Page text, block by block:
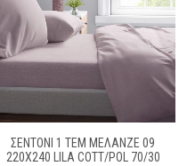
ΣΕΝΤΟΝΙ 1 ΤΕΜ ΜΕΛΑΝΖΈ 09
220Χ240 LILA COTT/POL 70/30